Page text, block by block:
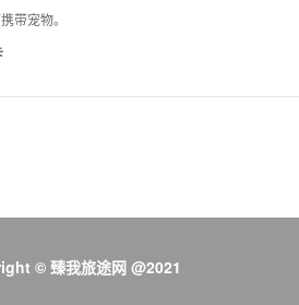
带宠物。
© 臻我旅途网 @2021